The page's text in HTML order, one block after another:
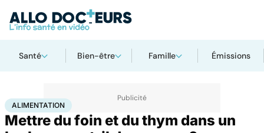
Santé Bien-être Famille Émissions
AccueilBien-être Nutrition Alimentation
ALIMENTATION
Mettre du foin et du thym dans un